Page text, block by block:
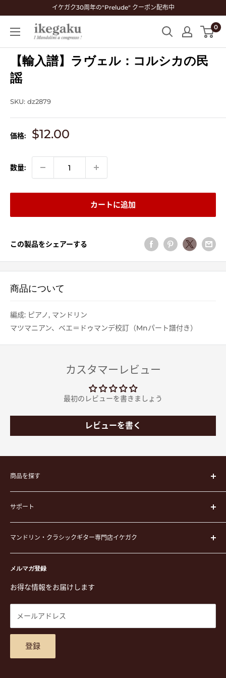
ン
イケガク30周年の"Prelude" クーポン配布中
Mandolin
&
Guitar
Shop
0
【輸入譜】ラヴェル：コルシカの民
謡
SKU: dz2879
価格:
販
価
格
$12.00
数量:
カートに追加
この製品をシェアーする
商品について
編成: ピアノ, マンドリン
マツマニアン、ベエ＝ドゥマンデ校訂（Mnパート譜付き）
カスタマーレビュー
最初のレビューを書きましょう
レビューを書く
商品を探す
楽器
楽器ケース
弦
ピック
演奏用品
ステーショナリー&アクセサリー
楽譜
DVD
チケット
楽器レンタル
サポート
運営会社
イケガクについて
お買い物ガイド
特定商取引法に基づく表示
プライバシーポリシー
商品検索
お問合せ
アクセスマップ
メルマガ登録
お得な情報をお届けします
メールアドレス
登録
マンドリン・クラシックギター専門店イケガク
〒171-0021 東京都豊島区西池袋3-23-5 芦沢ビル2F
TEL. 03-5952-1391 / FAX. 03-5952-1392
営業時間 月-水,金,土 11:00-19:00 / 日,祝 11:00-18:00 (木曜定
休)